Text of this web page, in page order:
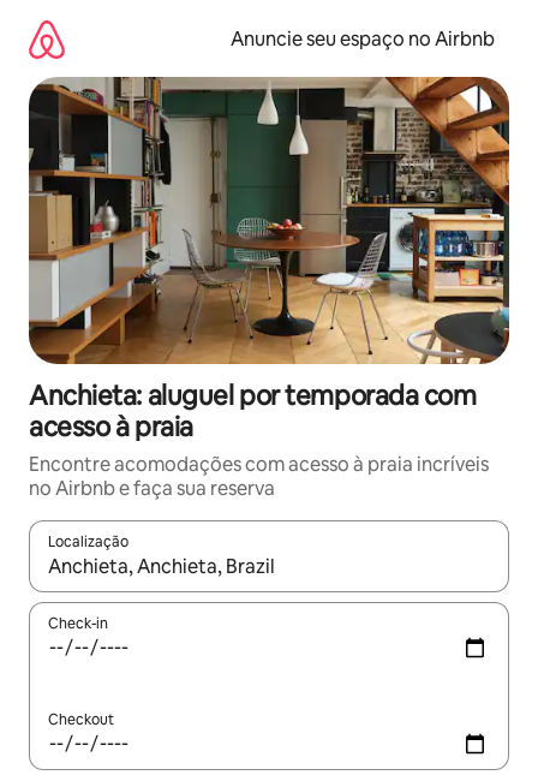
para
conteúdo
Anuncie seu espaço no Airbnb
Anchieta: aluguel por temporada com
acesso à praia
Encontre acomodações com acesso à praia incríveis
no Airbnb e faça sua reserva
Localização
Quando os resultados estiverem disponíveis, explore-os
Check-in
Checkout